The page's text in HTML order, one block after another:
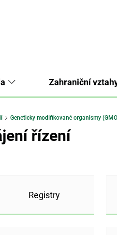
Zahraniční
Geneticky modifikované organismy
řízení
Registry